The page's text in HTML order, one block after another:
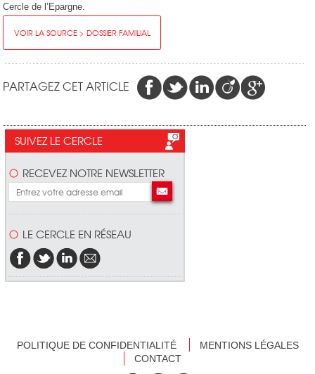
Cercle de l’Epargne.
VOIR LA SOURCE > DOSSIER FAMILIAL
PARTAGEZ CET ARTICLE
SUIVEZ LE CERCLE
RECEVEZ NOTRE NEWSLETTER
LE CERCLE EN RÉSEAU
POLITIQUE DE CONFIDENTIALITÉ
MENTIONS LÉGALES
CONTACT